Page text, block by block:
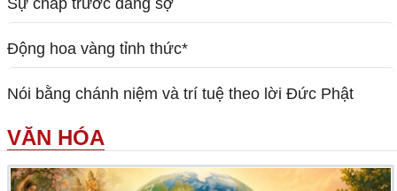
Động hoa vàng tỉnh thức*
Nói bằng chánh niệm và trí tuệ theo lời Đức Phật
VĂN HÓA